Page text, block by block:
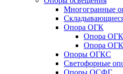
Многогранные
Опора ОГК
Опора
Опора
Опоры ОГКС
Светофорные
Опоры ОСФГ